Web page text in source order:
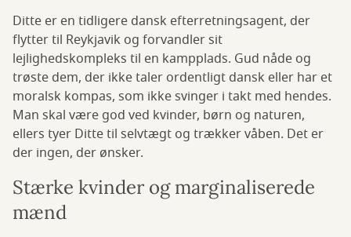
Ditte er en tidligere dansk efterretningsagent, der
flytter til Reykjavik og forvandler sit
lejlighedskompleks til en kampplads. Gud nåde og
trøste dem, der ikke taler ordentligt dansk eller har et
moralsk kompas, som ikke svinger i takt med hendes.
Man skal være god ved kvinder, børn og naturen,
ellers tyer Ditte til selvtægt og trækker våben. Det er
der ingen, der ønsker.
Stærke kvinder og marginaliserede
mænd